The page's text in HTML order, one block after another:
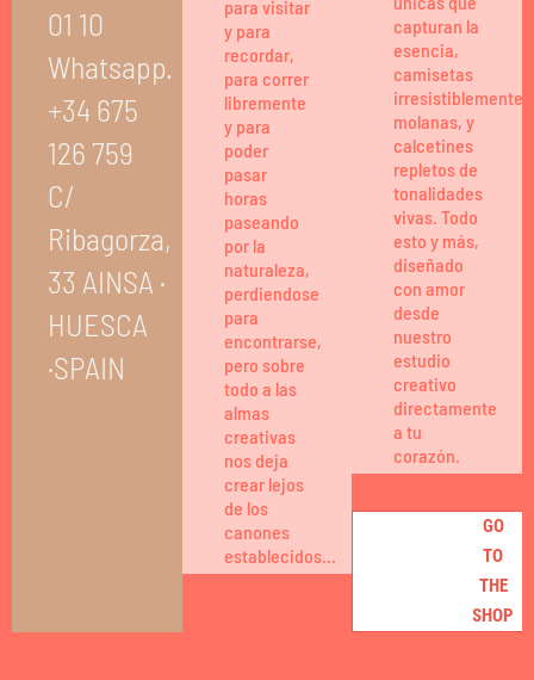
01 10
Whatsapp.
+34 675
126 759
C/
Ribagorza,
33 AINSA ·
HUESCA
·SPAIN
para visitar
y para
recordar,
para correr
libremente
y para
poder
pasar
horas
paseando
por la
naturaleza,
perdiendose
para
encontrarse,
pero sobre
todo a las
almas
creativas
nos deja
crear lejos
de los
canones
establecidos...
capturan la
esencia,
camisetas
irresistiblemente
molanas, y
calcetines
repletos de
tonalidades
vivas. Todo
esto y más,
diseñado
con amor
desde
nuestro
estudio
creativo
directamente
a tu
corazón.
GO
TO
THE
SHOP